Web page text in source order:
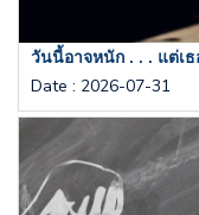
วันนี้อาจหนัก . . . แต่เ
Date : 2026-07-31